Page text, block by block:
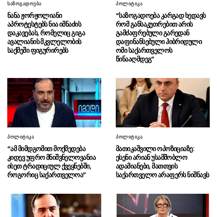
ადანაშაულებენ
06.08 - 10:07ირანის პრეზიდენტი: სიტუაცია
რომელშიც ახლა ვიმყოფებით, რევოლუციის
შემდეგ ყველაზე მძიმეა
საქმეზე დაკავებული ნია იმნაძე კლინიკაში
გადაჰყავთ
05.08 - 23:43
გიგა ავალიანის საქმეზე
აკავებენ ანასტასია ბერუაშვილსაც
05.08 - 23:16
“ზეწარგადაფარებული მკვდარი
შვილი არ უნახავს იმნაძის დედას”
05.08 - 22:49გიგა ავალიანის მკვლელობაში
ფიგურანტი ნია იმნაძის სახლში საპატრულო
05.08 - 22:22სსე: ელექტროენერგიის
საზოგადოება
ნანა ჟორჟოლიანი
აპროტესტებს ნია იმნაძის
დაკავებას, რომელიც გიგა
ავალიანის მკვლელობის
საქმეში ფიგურირებს
პოლიტიკა
“საზოგადოება კარგად ხედავს
რომ განსაკუთრებით არის
გამძაფრებული გარედან
დაფინანსებული ჰიბრიდული
ომი საქართველოს
წინააღმდეგ”
პოლიტიკა
“ამ მიმდგომით მოქმედება
კიდევ უფრო მნიშვნელოვანია
ისეთ ტრადიციულ ქვეყნებში,
როგორიც საქართველოა”
პოლიტიკა
მათიკაშვილი ოპოზიციაზე:
ესენი არიან უსამშობლო
ადამიანები, მათთვის
საქართველო არაფერს ნიშნავს